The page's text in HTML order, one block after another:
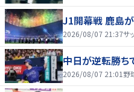
J1開幕戦 鹿島
2026/08/07 21:37サ
中日が逆転勝ち
2026/08/07 21:01 野